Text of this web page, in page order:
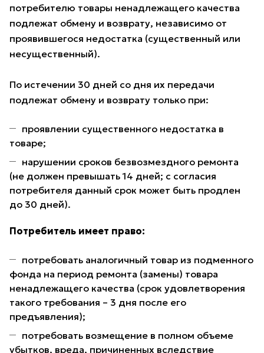
потребителю товары ненадлежащего качества
подлежат обмену и возврату, независимо от
проявившегося недостатка (существенный или
несущественный).
По истечении 30 дней со дня их передачи
подлежат обмену и возврату только при:
проявлении существенного недостатка в
товаре;
нарушении сроков безвозмездного ремонта
(не должен превышать 14 дней; с согласия
потребителя данный срок может быть продлен
до 30 дней).
Потребитель имеет право:
потребовать аналогичный товар из подменного
фонда на период ремонта (замены) товара
ненадлежащего качества (срок удовлетворения
такого требования – 3 дня после его
предъявления);
потребовать возмещение в полном объеме
убытков, вреда, причиненных вследствие